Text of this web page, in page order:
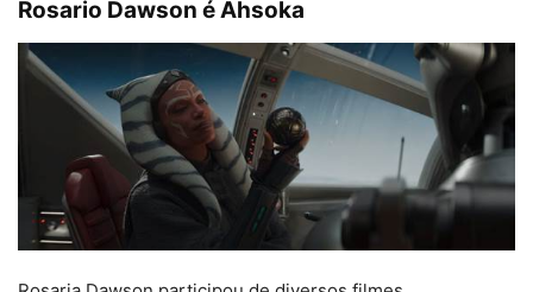
Rosario Dawson é Ahsoka